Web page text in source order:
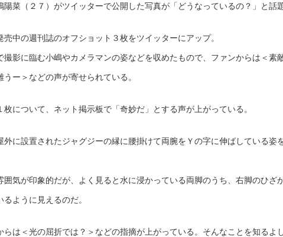
陽菜（２７）がツイッターで公開した写真が「どうなっているの？」と話題
売中の週刊誌のオフショット３枚をツイッターにアップ。
撮影に臨む小嶋やカメラマンの姿などを収めたもので、ファンからは＜素
うー＞などの声が寄せられている。
枚について、ネット掲示板で「奇妙だ」とする声が上がっている。
外に設置されたジャグジーの縁に腰掛けて両腕をＹの字に伸ばしている姿
囲気が印象的だが、よく見ると水に浸かっている両脚のうち、右脚のひざ
ように見えるのだ。
らは＜光の屈折では？＞などの指摘が上がっている。そんなことを知るよ